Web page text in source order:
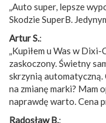
„Auto super, lepsze
Skodzie SuperB.
Artur S.:
„Kupiłem u Was w
zaskoczony. Świetny
skrzynią automatyczną.
na zmianę marki? Mam
naprawdę warto. Cena
Radosław B.: